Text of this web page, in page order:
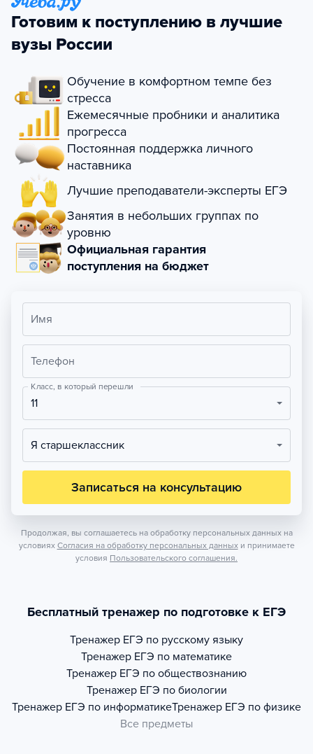
Готовим к поступлению в лучшие
вузы России
Обучение в комфортном темпе без
стресса
Ежемесячные пробники и аналитика
прогресса
Постоянная поддержка личного
наставника
Лучшие преподаватели-эксперты ЕГЭ
Занятия в небольших группах по
уровню
Официальная гарантия
поступления на бюджет
Имя
Телефон
Класс, в который перешли
11
Я старшеклассник
Записаться на консультацию
Продолжая, вы соглашаетесь на обработку персональных данных на
условиях Согласия на обработку персональных данных и принимаете
условия Пользовательского соглашения.
Бесплатный тренажер по подготовке к ЕГЭ
Тренажер ЕГЭ по русскому языку
Тренажер ЕГЭ по математике
Тренажер ЕГЭ по обществознанию
Тренажер ЕГЭ по биологии
Тренажер ЕГЭ по информатикеТренажер ЕГЭ по физике
Все предметы